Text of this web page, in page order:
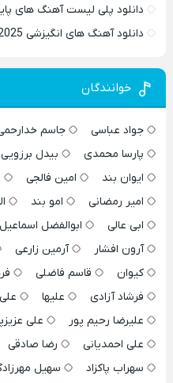
دانلود پلی لیست آهنگ های پاییزی
دانلود آهنگ های انگیزشی 2025
خوانندگان
جواد عباسی جاسم
پارسا محمدی
بیدل برزویی
ایوان بند
امین فالجی
امیر رمضانی
امو بند
ابی عالی
ابوالفضل اسماعیل
آرون افشار
آرمین زارعی
کیوان
قاسم فاضلی
فرشاد آزادی
علیها
علیرضا رحیم پور
علی
علی احمدیانی
رضا صادقی
سهراب پاکزاد
سهیل